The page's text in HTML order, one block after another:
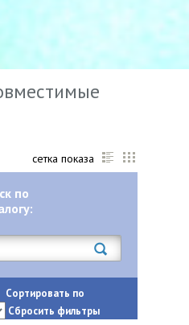
сетка показа
по
Сортировать по
Сбросить фильтры